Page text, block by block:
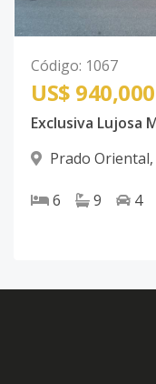
Código: 1067
US$ 940,000
Prado Oriental,
6 9 4